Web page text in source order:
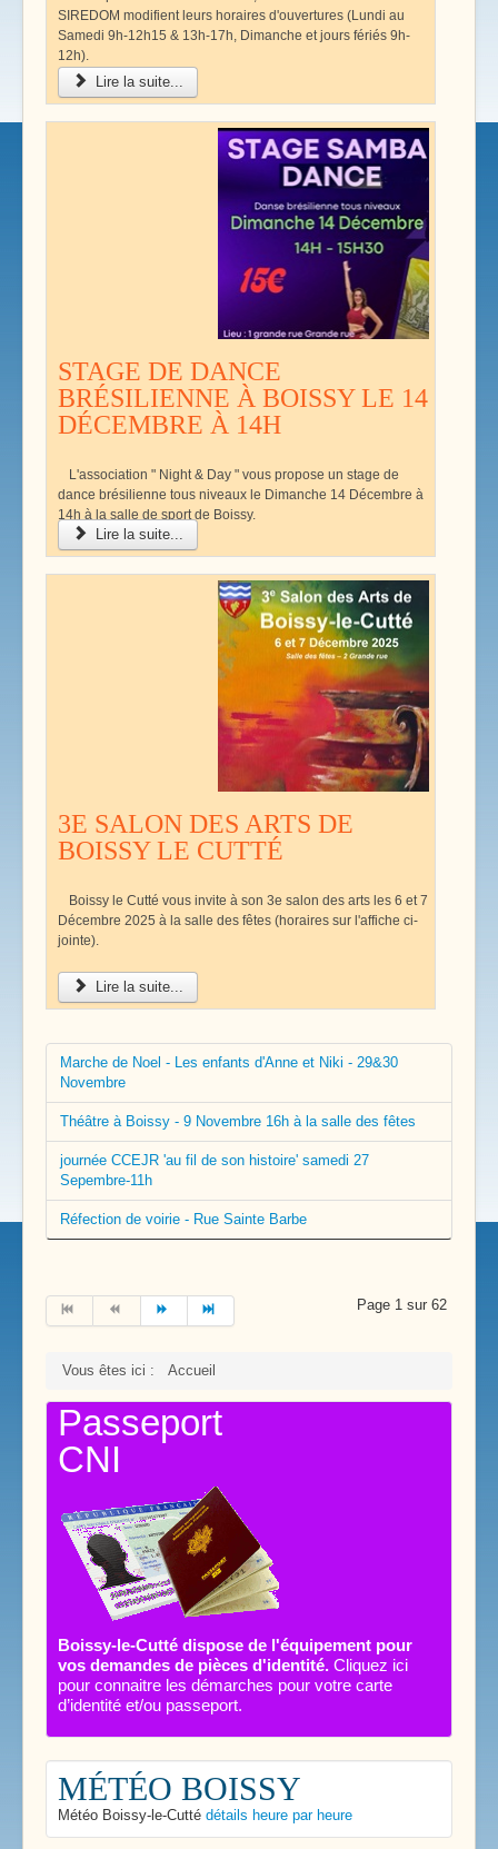
SIREDOM modifient leurs horaires d'ouvertures (Lundi au
Samedi 9h-12h15 & 13h-17h, Dimanche et jours fériés 9h-
12h).
Lire la suite...
STAGE DE DANCE
BRÉSILIENNE À BOISSY LE 14
DÉCEMBRE À 14H
L'association " Night & Day " vous propose un stage de
dance brésilienne tous niveaux le Dimanche 14 Décembre à
14h à la salle de sport de Boissy.
Lire la suite...
3E SALON DES ARTS DE
BOISSY LE CUTTÉ
Boissy le Cutté vous invite à son 3e salon des arts les 6 et 7
Décembre 2025 à la salle des fêtes (horaires sur l'affiche ci-
jointe).
Lire la suite...
Marche de Noel - Les enfants d'Anne et Niki - 29&30
Novembre
Théâtre à Boissy - 9 Novembre 16h à la salle des fêtes
journée CCEJR 'au fil de son histoire' samedi 27
Sepembre-11h
Réfection de voirie - Rue Sainte Barbe
Page 1 sur 62
Vous êtes ici : Accueil
Passeport
CNI
Boissy-le-Cutté dispose de l'équipement pour
vos demandes de pièces d'identité. Cliquez ici
pour connaitre les démarches pour votre carte
d’identité et/ou passeport.
MÉTÉO BOISSY
Météo Boissy-le-Cutté détails heure par heure